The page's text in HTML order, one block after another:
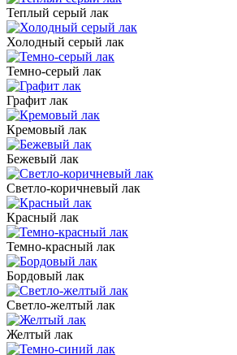
Теплый серый лак
Холодный серый лак
Темно-серый лак
Графит лак
Кремовый лак
Бежевый лак
Светло-коричневый лак
Красный лак
Темно-красный лак
Бордовый лак
Светло-желтый лак
Желтый лак